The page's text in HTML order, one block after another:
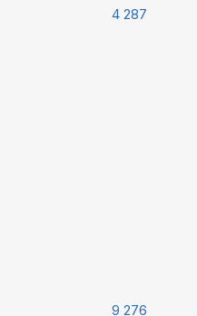
4 287
9 276